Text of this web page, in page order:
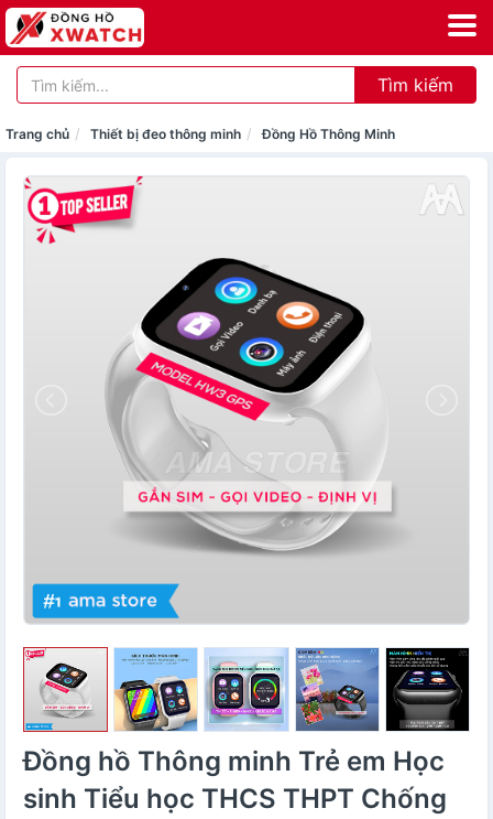
Tìm kiếm
Trang chủ Thiết bị đeo thông minh Đồng Hồ Thông Minh
Đồng hồ Thông minh Trẻ em Học
sinh Tiểu học THCS THPT Chống